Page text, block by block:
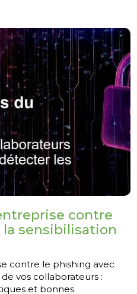
contre
sensibilisation
contre le phishing avec
vos collaborateurs :
et bonnes